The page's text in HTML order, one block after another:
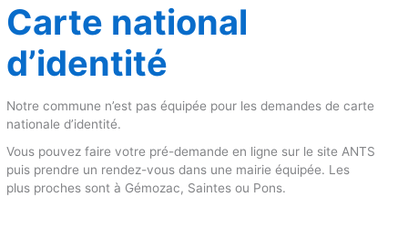
Carte national
d’identité
Notre commune n’est pas équipée pour les demandes de carte
nationale d’identité.
Vous pouvez faire votre pré-demande en ligne sur le site ANTS
puis prendre un rendez-vous dans une mairie équipée. Les
plus proches sont à Gémozac, Saintes ou Pons.